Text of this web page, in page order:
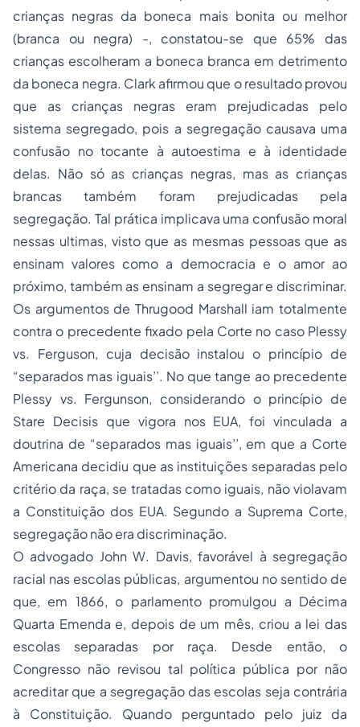
crianças negras da boneca mais bonita ou melhor
(branca ou negra) -, constatou-se que 65% das
crianças escolheram a boneca branca em detrimento
da boneca negra. Clark afirmou que o resultado provou
que as crianças negras eram prejudicadas pelo
sistema segregado, pois a segregação causava uma
confusão no tocante à autoestima e à identidade
delas. Não só as crianças negras, mas as crianças
brancas também foram prejudicadas pela
segregação. Tal prática implicava uma confusão moral
nessas ultimas, visto que as mesmas pessoas que as
ensinam valores como a democracia e o amor ao
próximo, também as ensinam a segregar e discriminar.
Os argumentos de Thrugood Marshall iam totalmente
contra o precedente fixado pela Corte no caso Plessy
vs. Ferguson, cuja decisão instalou o princípio de
“separados mas iguais’’. No que tange ao precedente
Plessy vs. Fergunson, considerando o princípio de
Stare Decisis que vigora nos EUA, foi vinculada a
doutrina de “separados mas iguais’’, em que a Corte
Americana decidiu que as instituições separadas pelo
critério da raça, se tratadas como iguais, não violavam
a Constituição dos EUA. Segundo a Suprema Corte,
segregação não era discriminação.
O advogado John W. Davis, favorável à segregação
racial nas escolas públicas, argumentou no sentido de
que, em 1866, o parlamento promulgou a Décima
Quarta Emenda e, depois de um mês, criou a lei das
escolas separadas por raça. Desde então, o
Congresso não revisou tal política pública por não
acreditar que a segregação das escolas seja contrária
à Constituição. Quando perguntado pelo juiz da